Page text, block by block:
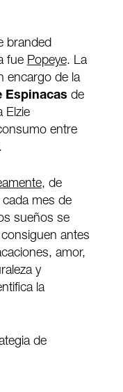
branded
fue Popeye. La
encargo de la
Espinacas de
Elzie
entre
, de
mes de
sueños se
antes
amor,
y
la
de